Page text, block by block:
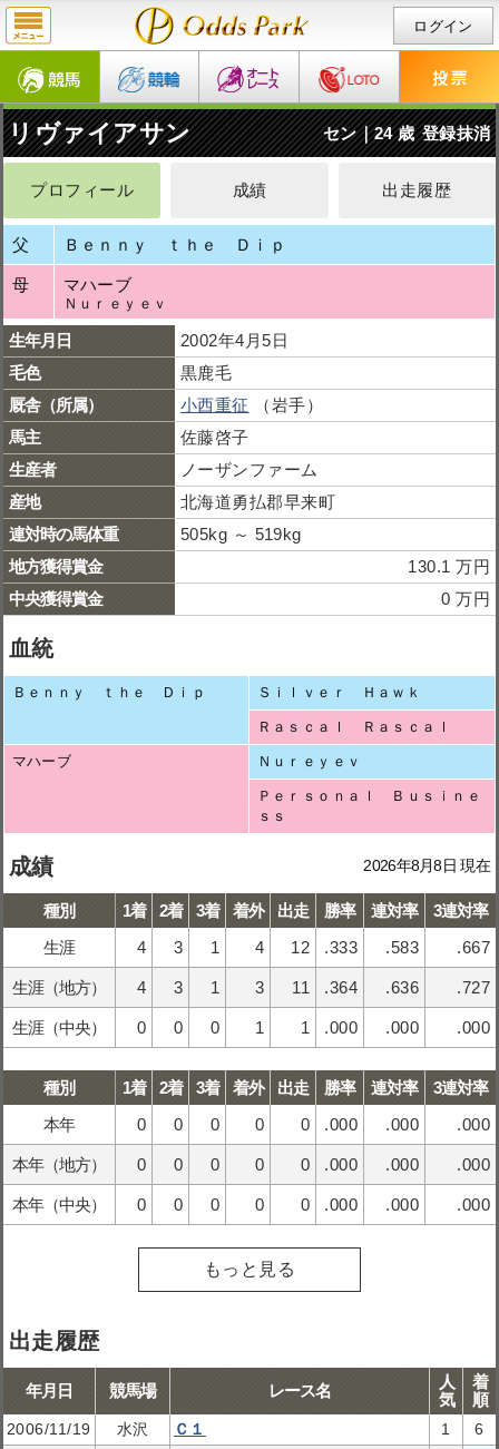
ログイン
リヴァイアサン セン｜24 歳 登録抹消
プロフィール 成績 出走履歴
父 Ｂｅｎｎｙ ｔｈｅ Ｄｉｐ
母 マハーブ
Ｎｕｒｅｙｅｖ
生年月日
2002年4月5日
毛色
黒鹿毛
厩舎（所属）
小西重征
（岩手）
馬主
佐藤啓子
生産者
ノーザンファーム
産地
北海道勇払郡早来町
連対時の馬体重
505kg ～ 519kg
地方獲得賞金
130.1 万円
中央獲得賞金
0 万円
血統
Ｂｅｎｎｙ ｔｈｅ Ｄｉｐ Ｓｉｌｖｅｒ Ｈａｗｋ
Ｒａｓｃａｌ Ｒａｓｃａｌ
マハーブ Ｎｕｒｅｙｅｖ
Ｐｅｒｓｏｎａｌ Ｂｕｓｉｎｅ
ｓｓ
成績 2026年8月8日 現在
種別 1着 2着 3着 着外 出走 勝率 連対率
3連対率
生涯
4 3 1 4 12 .333 .583 .667
生涯（地方） 4 3 1 3 11 .364 .636 .727
生涯（中央） 0 0 0 1 1 .000 .000 .000
種別 1着 2着 3着 着外 出走 勝率 連対率
3連対率
本年
0 0 0 0 0 .000 .000 .000
本年（地方） 0 0 0 0 0 .000 .000 .000
本年（中央） 0 0 0 0 0 .000 .000 .000
もっと見る
出走履歴
年月日 競馬場 レース名
人
気
着
順
2006/11/19 水沢 Ｃ１ 1
6